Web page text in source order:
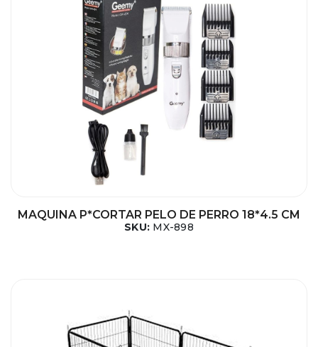
MAQUINA P*CORTAR PELO DE PERRO 18*4.5 CM
SKU: MX-898